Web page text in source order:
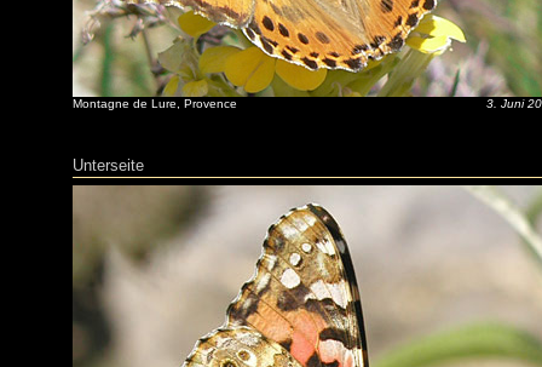
Montagne de Lure, Provence 3. Juni
Unterseite